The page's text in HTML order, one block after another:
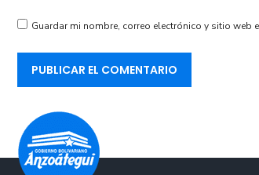
Guardar mi nombre, correo electrónico y sitio web